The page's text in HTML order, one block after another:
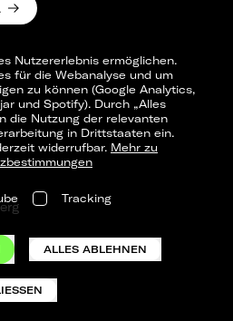
Nutzererlebnis ermöglichen.
für die Webanalyse und um
zu können (Google Analytics,
und Spotify). Durch „Alles
die Nutzung der relevanten
in Drittstaaten ein.
widerrufbar. Mehr zu
Tracking
ALLES ABLEHNEN